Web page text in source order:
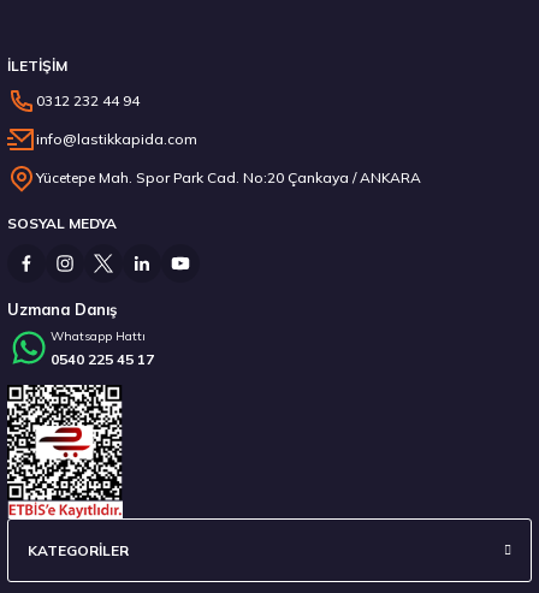
İLETİŞİM
0312 232 44 94
info@lastikkapida.com
Yücetepe Mah. Spor Park Cad. No:20 Çankaya / ANKARA
SOSYAL MEDYA
Uzmana Danış
Whatsapp Hattı
0540 225 45 17
KATEGORİLER